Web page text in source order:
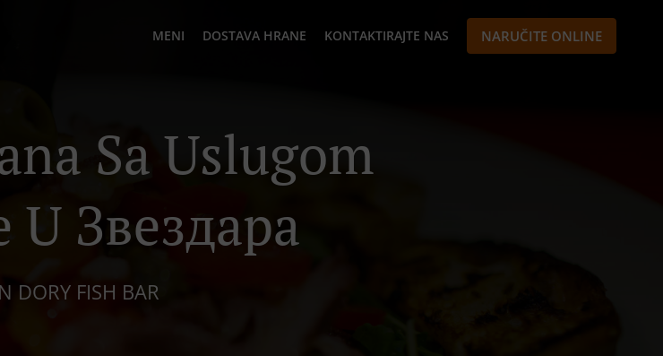
MENI DOSTAVA HRANE KONTAKTIRAJTE NAS NARUČITE ONLINE
Sa Uslugom
U Звездара
DORY FISH BAR